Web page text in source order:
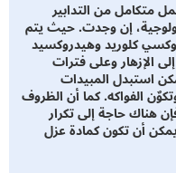
من التدابير
إن وجدت. حيث يتم
وهيدروكسيد
وعلى فترات
المبيدات
كما أن الظروف
حاجة إلى تكرار
تكون كمادة عزل